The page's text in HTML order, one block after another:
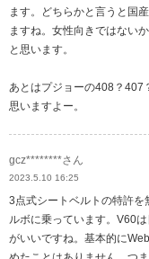
ます。どちらかと言うと国
ますね。女性向きではない
と思います。
あとはプジョーの408？407
思いますよー。
gcz********さん
2023.5.10 16:25
3点式シートベルトの特許
ルボに乗っています。V60
がいいですね。基本的に